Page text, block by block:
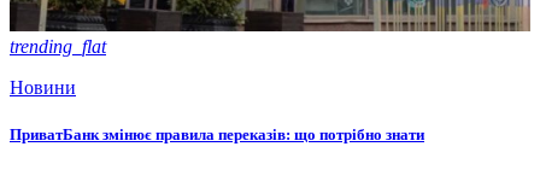
trending_flat
Новини
ПриватБанк змінює правила переказів: що потрібно знати